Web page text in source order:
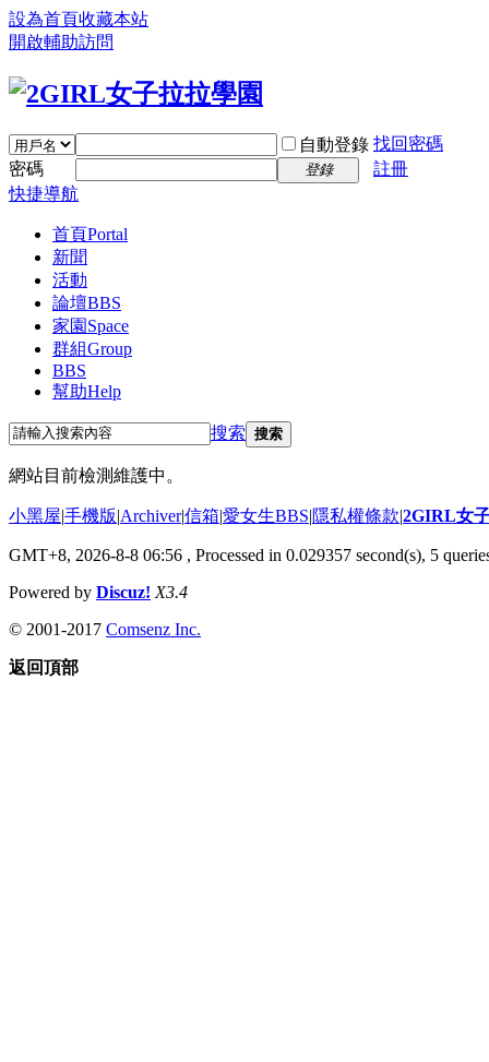
設為首頁收藏本站
開啟輔助訪問
自動登錄 找回密碼
密碼
登錄
註冊
快捷導航
首頁Portal
新聞
活動
論壇BBS
家園 Space
群組Group
BBS
幫助Help
搜索 搜索
網站目前檢測維護中。
小黑屋|手機版|Archiver|信箱|愛女生BBS|隱私權條款|2GIRL女
GMT+8, 2026-8-8 06:56 , Processed in 0.029357 second(s), 5
Powered by Discuz! X3.4
© 2001-2017 Comsenz Inc.
返回頂部